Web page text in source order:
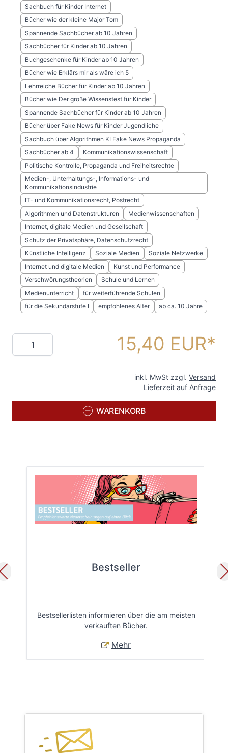
Sachbuch für Kinder Internet
Bücher wie der kleine Major Tom
Spannende Sachbücher ab 10 Jahren
Sachbücher für Kinder ab 10 Jahren
Buchgeschenke für Kinder ab 10 Jahren
Bücher wie Erklärs mir als wäre ich 5
Lehrreiche Bücher für Kinder ab 10 Jahren
Bücher wie Der große Wissenstest für Kinder
Spannende Sachbücher für Kinder ab 10 Jahren
Bücher über Fake News für Kinder Jugendliche
Sachbuch über Algorithmen KI Fake News Propaganda
Sachbücher ab 4
Kommunikationswissenschaft
Politische Kontrolle, Propaganda und Freiheitsrechte
Medien-, Unterhaltungs-, Informations- und
Kommunikationsindustrie
IT- und Kommunikationsrecht, Postrecht
Algorithmen und Datenstrukturen
Medienwissenschaften
Internet, digitale Medien und Gesellschaft
Schutz der Privatsphäre, Datenschutzrecht
Künstliche Intelligenz
Soziale Medien
Soziale Netzwerke
Internet und digitale Medien
Kunst und Performance
Verschwörungstheorien
Schule und Lernen
Medienunterricht
für weiterführende Schulen
für die Sekundarstufe I
empfohlenes Alter ab ca. 10 Jahre
Menge 15,40 EUR
inkl. MwSt zzgl. Versand
Lieferzeit auf Anfrage
WARENKORB
Bestseller
Bestsellerlisten informieren über die am meisten
verkauften Bücher.
Mehr